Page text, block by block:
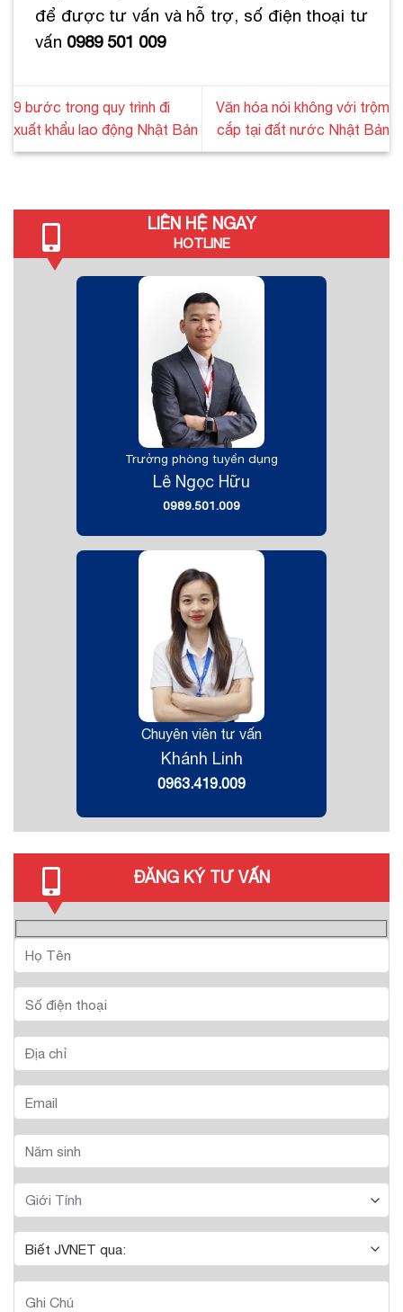
để được tư vấn và hỗ trợ, số điện thoại tư
vấn 0989 501 009
9 bước trong quy trình đi
xuất khẩu lao động Nhật Bản
Văn hóa nói không với trộm
cắp tại đất nước Nhật Bản
LIÊN HỆ NGAY
HOTLINE
Trưởng phòng tuyển dụng
Lê Ngọc Hữu
0989.501.009
Chuyên viên tư vấn
Khánh Linh
0963.419.009
ĐĂNG KÝ TƯ VẤN